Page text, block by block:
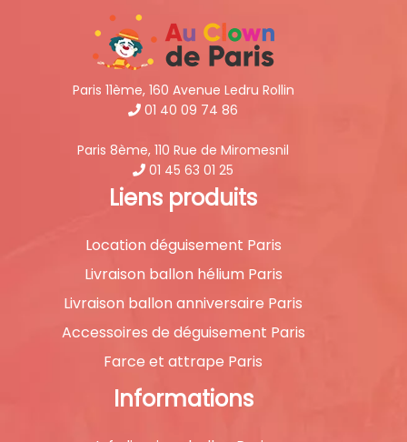
Paris 11ème, 160 Avenue Ledru Rollin
01 40 09 74 86
Paris 8ème, 110 Rue de Miromesnil
01 45 63 01 25
Liens produits
Location déguisement Paris
Livraison ballon hélium Paris
Livraison ballon anniversaire Paris
Accessoires de déguisement Paris
Farce et attrape Paris
Informations